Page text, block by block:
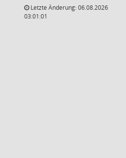
Letzte Änderung: 06.08.2026
03:01:01